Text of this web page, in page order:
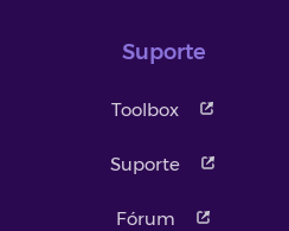
Suporte
Toolbox
Suporte
Fórum